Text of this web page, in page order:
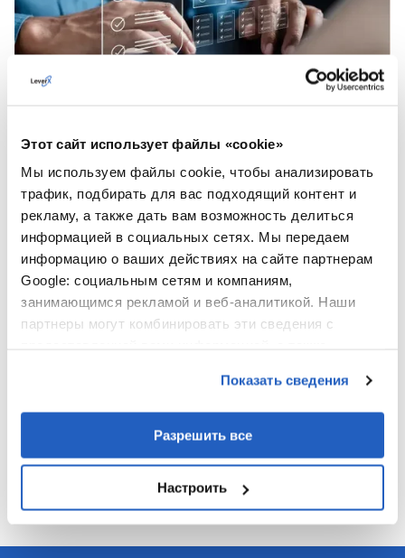
Этот сайт использует файлы «cookie»
Мы используем файлы cookie, чтобы анализировать
трафик, подбирать для вас подходящий контент и
рекламу, а также дать вам возможность делиться
информацией в социальных сетях. Мы передаем
информацию о ваших действиях на сайте партнерам
Google: социальным сетям и компаниям,
занимающимся рекламой и веб-аналитикой. Наши
партнеры могут комбинировать эти сведения с
Показать сведения
Разрешить все
Настроить
Investment Management благодаря постоянным
мониторингу его производительности и
адаптации к потребностям вашего бизнеса.
ПОДРОБНЕЕ
услугах в области SAP